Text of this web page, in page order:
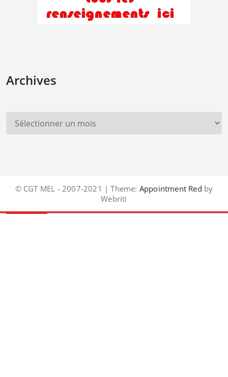
Archives
© CGT MEL - 2007-2021 | Theme: Appointment Red by
Webriti